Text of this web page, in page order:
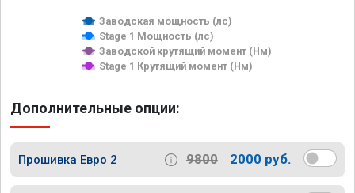
Заводская мощность (лс)
Stage 1 Мощность (лс)
Заводской крутящий момент (Нм)
Stage 1 Крутящий момент (Нм)
Дополнительные опции:
Прошивка Евро 2 9800 2000 руб.